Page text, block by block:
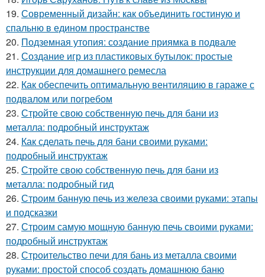
19. Современный дизайн: как объединить гостиную и
спальню в едином пространстве
20. Подземная утопия: создание приямка в подвале
21. Создание игр из пластиковых бутылок: простые
инструкции для домашнего ремесла
22. Как обеспечить оптимальную вентиляцию в гараже с
подвалом или погребом
23. Стройте свою собственную печь для бани из
металла: подробный инструктаж
24. Как сделать печь для бани своими руками:
подробный инструктаж
25. Стройте свою собственную печь для бани из
металла: подробный гид
26. Строим банную печь из железа своими руками: этапы
и подсказки
27. Строим самую мощную банную печь своими руками:
подробный инструктаж
28. Строительство печи для бань из металла своими
руками: простой способ создать домашнюю баню